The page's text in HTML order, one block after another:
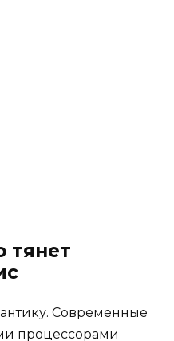
тянет
Современные
процессорами